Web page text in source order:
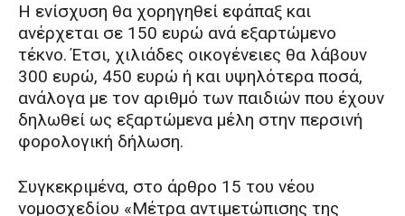
Η ενίσχυση θα χορηγηθεί εφάπαξ και
ανέρχεται σε 150 ευρώ ανά εξαρτώμενο
τέκνο. Έτσι, χιλιάδες οικογένειες θα λάβουν
300 ευρώ, 450 ευρώ ή και υψηλότερα ποσά,
ανάλογα με τον αριθμό των παιδιών που έχουν
δηλωθεί ως εξαρτώμενα μέλη στην περσινή
φορολογική δήλωση.
Συγκεκριμένα, στο άρθρο 15 του νέου
νομοσχεδίου «Mέτρα αντιμετώπισης της